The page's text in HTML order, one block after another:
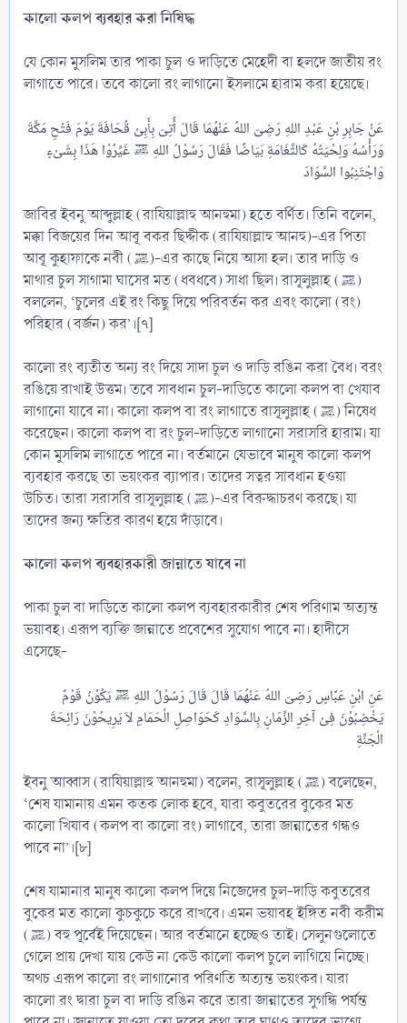
কালো কলপ ব্যবহার করা নিষিদ্ধ
যে কোন মুসলিম তার পাকা চুল ও দাড়িতে মেহেদী বা হলদে জাতীয় রং
লাগাতে পারে। তবে কালো রং লাগানো ইসলামে হারাম করা হয়েছে।
عَنْ جَابِرِ بْنِ عَبْدِ اللهِ رَضِىَ اللهُ عَنْهُمَا قَالَ أُتِىَ بِأَبِىْ قُحَافَةَ يَوْمَ فَتْحِ مَكَّةَ
وَرَأْسُهُ وَلِحْيَتُهُ كَالثَّغَامَةِ بَيَاضًا فَقَالَ رَسُوْلُ اللهِ ﷺ غَيِّرُوْا هَذَا بِشَىْءٍ
জাবির ইবনু আব্দুল্লাহ (রাযিয়াল্লাহু আনহুমা) হতে বর্ণিত। তিনি বলেন,
মক্কা বিজয়ের দিন আবূ বকর ছিদ্দীক (রাযিয়াল্লাহু আনহু)-এর পিতা
আবূ কুহাফাকে নবী (ﷺ)-এর কাছে নিয়ে আসা হল। তার দাড়ি ও
মাথার চুল সাগামা ঘাসের মত (ধবধবে) সাধা ছিল। রাসূলুল্লাহ (ﷺ)
বললেন, ‘চুলের এই রং কিছু দিয়ে পরিবর্তন কর এবং কালো (রং)
পরিহার (বর্জন) কর’।[৭]
কালো রং ব্যতীত অন্য রং দিয়ে সাদা চুল ও দাড়ি রঙিন করা বৈধ। বরং
রঙিয়ে রাখাই উত্তম। তবে সাবধান চুল-দাড়িতে কালো কলপ বা খেযাব
লাগানো যাবে না। কালো কলপ বা রং লাগাতে রাসূলুল্লাহ (ﷺ) নিষেধ
করেছেন। কালো কলপ বা রং চুল-দাড়িতে লাগানো সরাসরি হারাম। যা
কোন মুসলিম লাগাতে পারে না। বর্তমানে যেভাবে মানুষ কালো কলপ
ব্যবহার করছে তা ভয়ংকর ব্যাপার। তাদের সত্বর সাবধান হওয়া
উচিত। তারা সরাসরি রাসূলুল্লাহ (ﷺ)-এর বিরুদ্ধাচরণ করছে। যা
তাদের জন্য ক্ষতির কারণ হয়ে দাঁড়াবে।
কালো কলপ ব্যবহারকারী জান্নাতে যাবে না
পাকা চুল বা দাড়িতে কালো কলপ ব্যবহারকারীর শেষ পরিণাম অত্যন্ত
ভয়াবহ। এরূপ ব্যক্তি জান্নাতে প্রবেশের সুযোগ পাবে না। হাদীসে
এসেছে-
عَنِ ابْنِ عَبَّاسٍ رَضِىَ اللهُ عَنْهُمَا قَالَ قَالَ رَسُوْلُ اللهِ ﷺ يَكُوْنُ قَوْمٌ
يَخْضِبُوْنَ فِىْ آخِرِ الزَّمَانِ بِالسَّوَادِ كَحَوَاصِلِ الْحَمَامِ لاَ يَرِيحُوْنَ رَائِحَةَ
ইবনু আব্বাস (রাযিয়াল্লাহু আনহুমা) বলেন, রাসূলুল্লাহ (ﷺ) বলেছেন,
‘শেষ যামানায় এমন কতক লোক হবে, যারা কবুতরের বুকের মত
কালো খিযাব (কলপ বা কালো রং) লাগাবে, তারা জান্নাতের গন্ধও
পাবে না’।[৮]
শেষ যামানার মানুষ কালো কলপ দিয়ে নিজেদের চুল-দাড়ি কবুতরের
বুকের মত কালো কুচকুচে করে রাখবে। এমন ভয়াবহ ইঙ্গিত নবী করীম
(ﷺ) বহু পূর্বেই দিয়েছেন। আর বর্তমানে হচ্ছেও তাই। সেলুনগুলোতে
গেলে প্রায় দেখা যায় কেউ না কেউ কালো কলপ চুলে লাগিয়ে নিচ্ছে।
অথচ এরূপ কালো রং লাগানোর পরিণতি অত্যন্ত ভয়ংকর। যারা
কালো রং দ্বারা চুল বা দাড়ি রঙিন করে তারা জান্নাতের সুগন্ধি পর্যন্ত